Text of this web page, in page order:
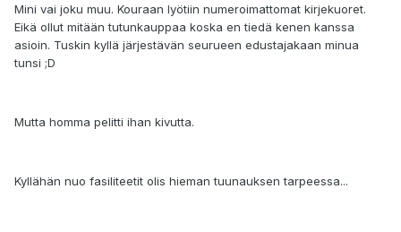
Mini vai joku muu. Kouraan lyötiin numeroimattomat kirjekuoret.
Eikä ollut mitään tutunkauppaa koska en tiedä kenen kanssa
asioin. Tuskin kyllä järjestävän seurueen edustajakaan minua
tunsi ;D
Mutta homma pelitti ihan kivutta.
Kyllähän nuo fasiliteetit olis hieman tuunauksen tarpeessa...